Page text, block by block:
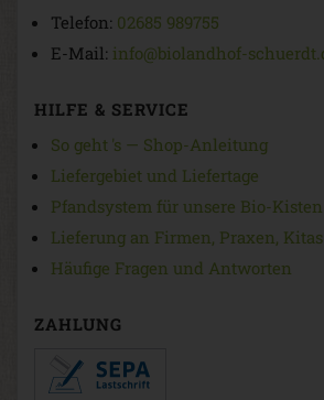
Telefon: 02685 989755
E-Mail: info@biolandhof-
HILFE & SERVICE
So geht 's — Shop-Anleitung
Liefergebiet und Liefertage
Pfandsystem für unsere Bio-Kisten
Lieferung an Firmen, Praxen,
Häufige Fragen und Antworten
ZAHLUNG